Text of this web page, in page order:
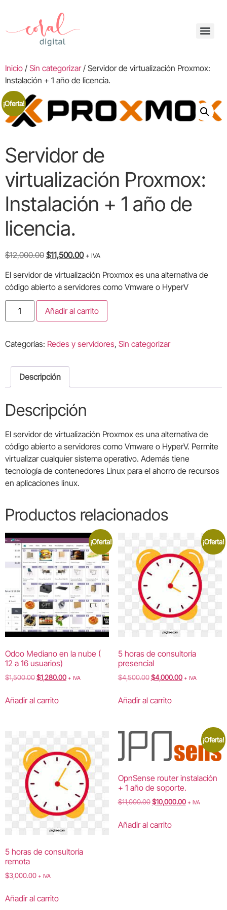
Inicio / Sin categorizar/ Servidor de virtualización Proxmox:
Instalación + 1 año de licencia.
¡Oferta!
Servidor de
virtualización Proxmox:
Instalación + 1 año de
licencia.
$12,000.00 $11,500.00 + IVA
El servidor de virtualización Proxmox es una alternativa de
código abierto a servidores como Vmware o HyperV
Añadir al carrito
Categorías: Redes y servidores, Sin categorizar
Descripción
Descripción
El servidor de virtualización Proxmox es una alternativa de
código abierto a servidores como Vmware o HyperV. Permite
virtualizar cualquier sistema operativo. Además tiene
tecnología de contenedores Linux para el ahorro de recursos
en aplicaciones linux.
Productos relacionados
¡Oferta!
Odoo Mediano en la nube (
12 a 16 usuarios)
$1,500.00$1,280.00 + IVA
Añadir al carrito
¡Oferta!
5 horas de consultoría
presencial
$4,500.00 $4,000.00 + IVA
Añadir al carrito
5 horas de consultoría
remota
$3,000.00 + IVA
Añadir al carrito
¡Oferta!
OpnSense router instalación
+ 1 año de soporte.
$11,000.00 $10,000.00 + IVA
Añadir al carrito